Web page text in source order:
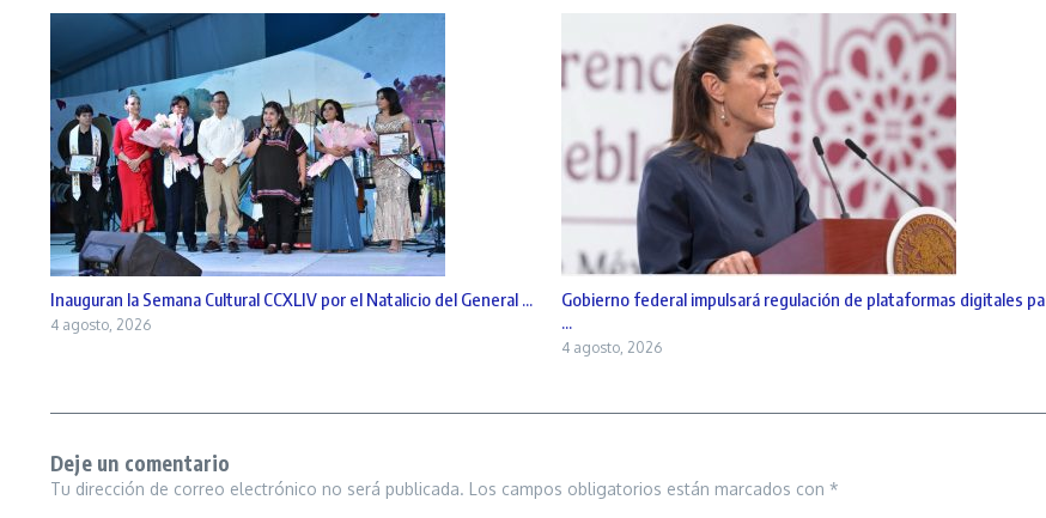
Inauguran la Semana Cultural CCXLIV por el Natalicio del General ...
4 agosto, 2026
Gobierno federal impulsará regulación de plataformas digitales pa
...
4 agosto, 2026
Deje un comentario
Tu dirección de correo electrónico no será publicada. Los campos obligatorios están marcados con *